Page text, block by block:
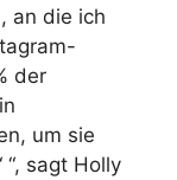
an die ich
der
um sie
sagt Holly